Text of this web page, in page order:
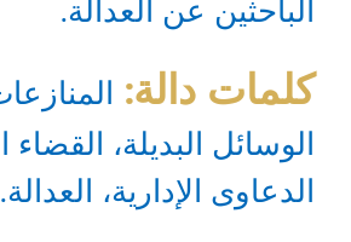
الباحثين عن العدالة.
كلمات دالة:
الوسائل البديلة، القضاء
الدعاوى الإدارية، العدالة.